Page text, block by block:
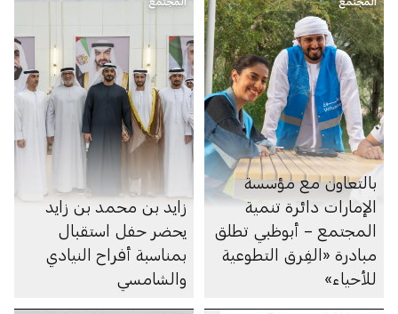
بالتعاون مع مؤسسة
الإمارات دائرة تنمية
المجتمع – أبوظبي تطلق
مبادرة «الفِرق التطوعية
للأحياء»
زايد بن محمد بن زايد
يحضر حفل استقبال
بمناسبة أفراح النيادي
والشامسي